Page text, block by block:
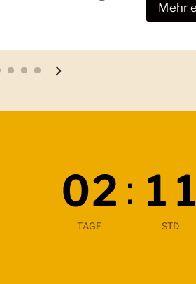
Nächste Folie
02
TAGE
: 1 1
STD